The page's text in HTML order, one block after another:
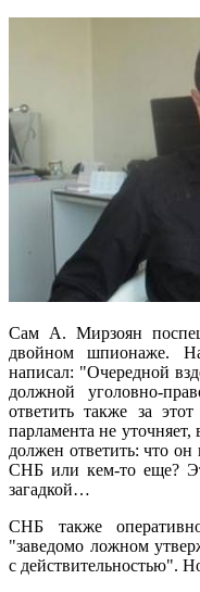
Сам А. Мирзоян
двойном шпионаже.
написал: "Очередной
должной уголовно-
ответить также за
парламента не уточняет,
должен ответить: что он
СНБ или кем-то еще?
загадкой…
СНБ также
"заведомо ложном
с действительностью".